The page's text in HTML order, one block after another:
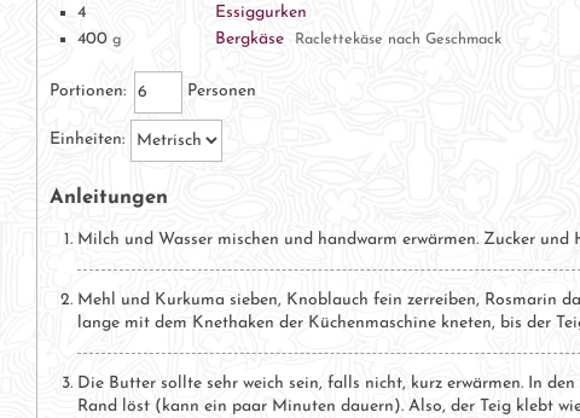
4
Essiggurken
400 g Bergkäse Raclettekäse nach Geschmack
Portionen: Personen
Einheiten:
Anleitungen
Milch und Wasser mischen und handwarm erwärmen. Zucker und
Mehl und Kurkuma sieben, Knoblauch fein zerreiben, Rosmarin
lange mit dem Knethaken der Küchenmaschine kneten, bis der
Die Butter sollte sehr weich sein, falls nicht, kurz erwärmen. In
Rand löst (kann ein paar Minuten dauern). Also, der Teig klebt